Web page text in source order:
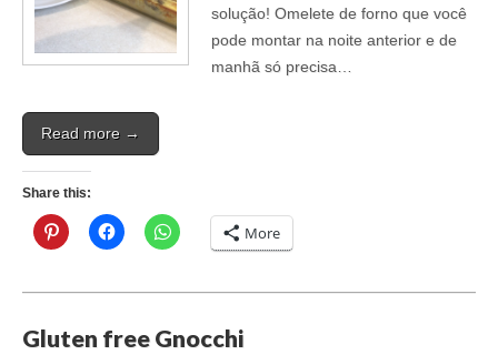
solução! Omelete de forno que você
pode montar na noite anterior e de
manhã só precisa…
Read more →
Share this:
More
Gluten free Gnocchi